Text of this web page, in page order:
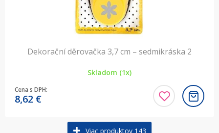
Dekorační děrovačka 3,7 cm – sedmikráska 2
Skladom (1x)
Cena s DPH:
8,62 €
Viac produktov 143